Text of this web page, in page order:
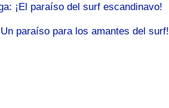
¡El paraíso del surf escandinavo!
paraíso para los amantes del surf!